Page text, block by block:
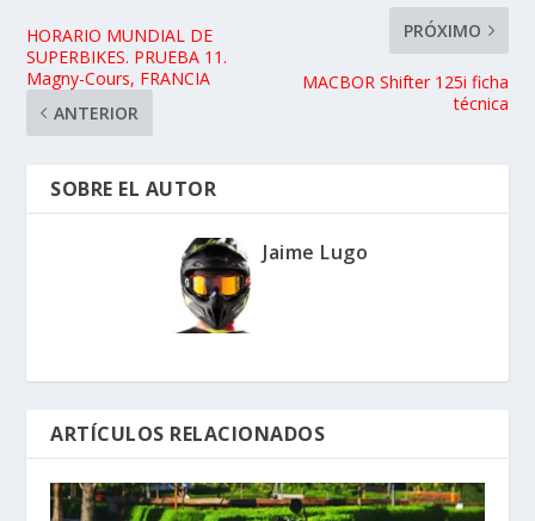
HORARIO MUNDIAL DE
SUPERBIKES. PRUEBA 11.
Magny-Cours, FRANCIA
ANTERIOR
PRÓXIMO
MACBOR Shifter 125i ficha
técnica
SOBRE EL AUTOR
Jaime Lugo
ARTÍCULOS RELACIONADOS